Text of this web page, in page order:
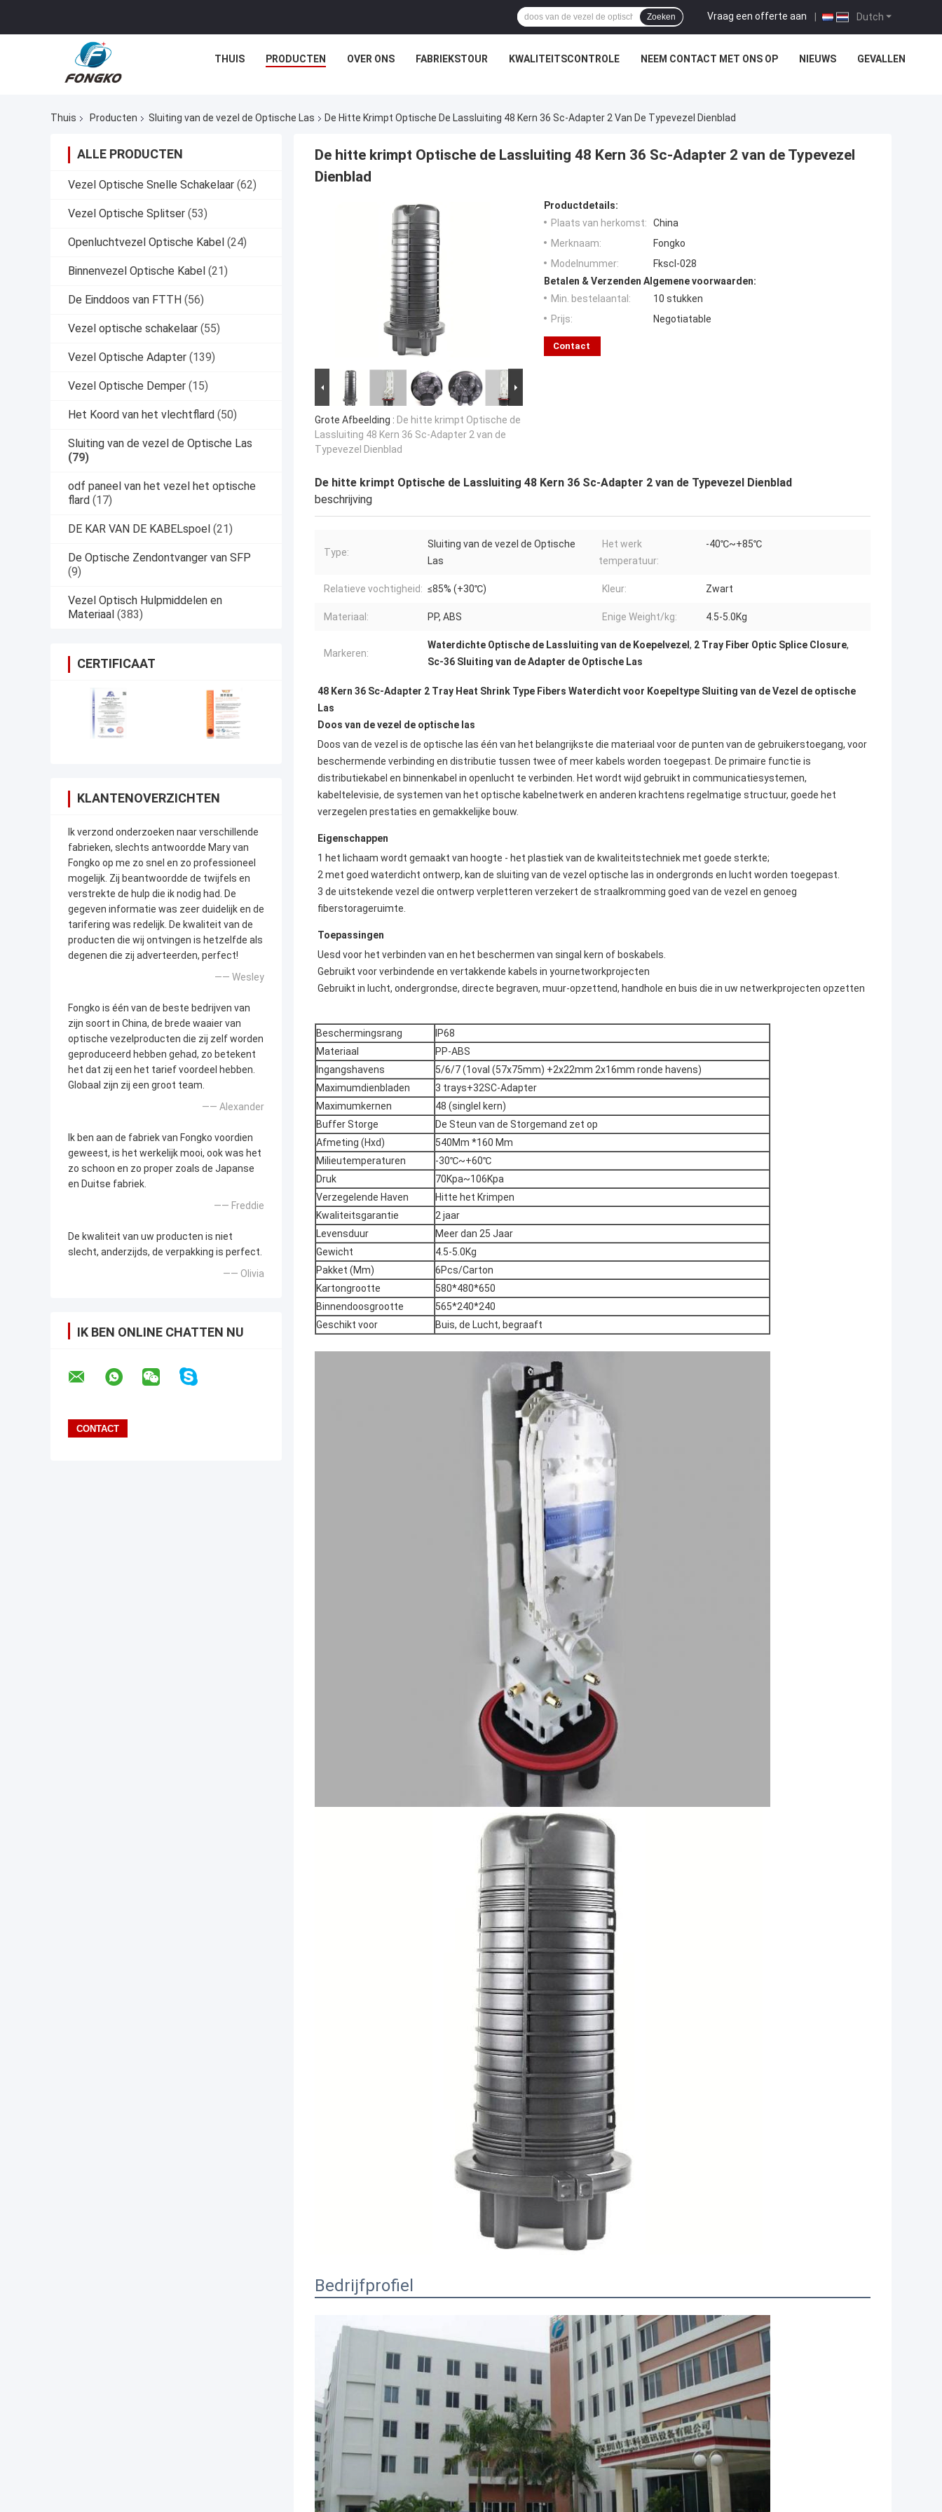
Dutch
Vraag een offerte aan |
Zoeken
THUIS PRODUCTEN OVER ONS FABRIEKSTOUR KWALITEITSCONTROLE NEEM CONTACT MET ONS OP NIEUWS GEVALLEN
Thuis Producten Sluiting van de vezel de Optische Las De Hitte Krimpt Optische De Lassluiting 48 Kern 36 Sc-Adapter 2 Van De Typevezel Dienblad
ALLE PRODUCTEN
Vezel Optische Snelle Schakelaar (62)
Vezel Optische Splitser (53)
Openluchtvezel Optische Kabel (24)
Binnenvezel Optische Kabel (21)
De Einddoos van FTTH (56)
Vezel optische schakelaar (55)
Vezel Optische Adapter (139)
Vezel Optische Demper (15)
Het Koord van het vlechtflard (50)
Sluiting van de vezel de Optische Las
(79)
odf paneel van het vezel het optische
flard (17)
DE KAR VAN DE KABELspoel (21)
De Optische Zendontvanger van SFP
(9)
Vezel Optisch Hulpmiddelen en
Materiaal (383)
CERTIFICAAT
KLANTENOVERZICHTEN
Ik verzond onderzoeken naar verschillende
fabrieken, slechts antwoordde Mary van
Fongko op me zo snel en zo professioneel
mogelijk. Zij beantwoordde de twijfels en
verstrekte de hulp die ik nodig had. De
gegeven informatie was zeer duidelijk en de
tarifering was redelijk. De kwaliteit van de
producten die wij ontvingen is hetzelfde als
degenen die zij adverteerden, perfect!
—— Wesley
Fongko is één van de beste bedrijven van
zijn soort in China, de brede waaier van
optische vezelproducten die zij zelf worden
geproduceerd hebben gehad, zo betekent
het dat zij een het tarief voordeel hebben.
Globaal zijn zij een groot team.
—— Alexander
Ik ben aan de fabriek van Fongko voordien
geweest, is het werkelijk mooi, ook was het
zo schoon en zo proper zoals de Japanse
en Duitse fabriek.
—— Freddie
De kwaliteit van uw producten is niet
slecht, anderzijds, de verpakking is perfect.
—— Olivia
IK BEN ONLINE CHATTEN NU
De hitte krimpt Optische de Lassluiting 48 Kern 36 Sc-Adapter 2 van de Typevezel
Dienblad
Grote Afbeelding : De hitte krimpt Optische de
Lassluiting 48 Kern 36 Sc-Adapter 2 van de
Typevezel Dienblad
Productdetails:
Plaats van herkomst:
China
Merknaam:
Fongko
Modelnummer:
Fkscl-028
Betalen & Verzenden Algemene voorwaarden:
Min. bestelaantal:
10 stukken
Prijs:
Negotiatable
Contact
De hitte krimpt Optische de Lassluiting 48 Kern 36 Sc-Adapter 2 van de Typevezel Dienblad
beschrijving
Type:
Sluiting van de vezel de Optische
Las
Het werk
temperatuur:
-40℃~+85℃
Relatieve vochtigheid: ≤85% (+30℃) Kleur: Zwart
Materiaal: PP, ABS Enige Weight/kg: 4.5-5.0Kg
Markeren:
Waterdichte Optische de Lassluiting van de Koepelvezel , 2 Tray Fiber Optic Splice Closure,
Sc-36 Sluiting van de Adapter de Optische Las
48 Kern 36 Sc-Adapter 2 Tray Heat Shrink Type Fibers Waterdicht voor Koepeltype Sluiting van de Vezel de optische
Las
Doos van de vezel de optische las
Doos van de vezel is de optische las één van het belangrijkste die materiaal voor de punten van de gebruikerstoegang, voor
beschermende verbinding en distributie tussen twee of meer kabels worden toegepast. De primaire functie is
distributiekabel en binnenkabel in openlucht te verbinden. Het wordt wijd gebruikt in communicatiesystemen,
kabeltelevisie, de systemen van het optische kabelnetwerk en anderen krachtens regelmatige structuur, goede het
verzegelen prestaties en gemakkelijke bouw.
Eigenschappen
1 het lichaam wordt gemaakt van hoogte - het plastiek van de kwaliteitstechniek met goede sterkte;
2 met goed waterdicht ontwerp, kan de sluiting van de vezel optische las in ondergronds en lucht worden toegepast.
3 de uitstekende vezel die ontwerp verpletteren verzekert de straalkromming goed van de vezel en genoeg
fiberstorageruimte.
Toepassingen
Uesd voor het verbinden van en het beschermen van singal kern of boskabels.
Gebruikt voor verbindende en vertakkende kabels in yournetworkprojecten
Gebruikt in lucht, ondergrondse, directe begraven, muur-opzettend, handhole en buis die in uw netwerkprojecten opzetten
Beschermingsrang
IP68
Materiaal
PP-ABS
Ingangshavens
5/6/7 (1oval (57x75mm) +2x22mm 2x16mm ronde havens)
Maximumdienbladen
3 trays+32SC-Adapter
Maximumkernen
48 (singlel kern)
Buffer Storge
De Steun van de Storgemand zet op
Afmeting (Hxd)
540Mm *160 Mm
Milieutemperaturen
-30℃~+60℃
Druk
70Kpa~106Kpa
Verzegelende Haven
Hitte het Krimpen
Kwaliteitsgarantie
2 jaar
Levensduur
Meer dan 25 Jaar
Gewicht
4.5-5.0Kg
Pakket (Mm)
6Pcs/Carton
Kartongrootte
580*480*650
Binnendoosgrootte
565*240*240
Geschikt voor
Buis, de Lucht, begraaft
Bedrijfprofiel